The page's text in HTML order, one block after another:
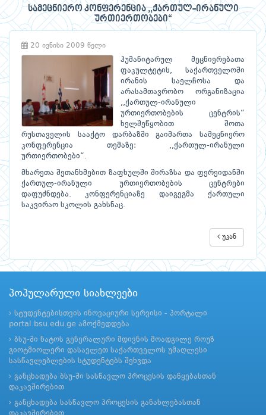
სამეცნიერო კონფერენცია ,,ქართულ-ირანული
ურთიერთობები“
20 ივნისი 2009 წელი
ჰუმანიტარულ მეცნიერებათა
ფაკულტეტის, საქართველოში
ირანის საელჩოსა და
არასამთავრობო ორგანიზაცია
,,ქართულ-ირანული
ურთიერთობების ცენტრის“
ხელშეწყობით შოთა
რუსთაველის სააქტო დარბაზში გაიმართა სამეცნიერო
კონფერენცია თემაზე: ,,ქართულ-ირანული
ურთიერთობები“.
მხარეთა შეთანხმებით ზაფხულში შირაზსა და ფერეიდანში
ქართულ-ირანული ურთიერთობების ცენტრები
დაფუძნდება. კონფერენციაზე დაიგეგმა ქართული
საკვირაო სკოლის გახსნაც.
უკან
პოპულარული სიახლეები
სტუდენტებისთვის ინოვაციური სერვისი - პორტალი
portal.bsu.edu.ge ამოქმედდება
ბსუ-ში ნატოს გენერალური მდივნის მოადგილე როუზ
გიოტმიოლერი დასავლეთ საქართველოს უმაღლესი
სასწავლებლების სტუდენტებს შეხვდა
განცხადება ბსუ-ში სასწავლო პროცესის დაწყებასთან
დაკავშირებით
განცხადება სასწავლო პროცესის განახლებასთან